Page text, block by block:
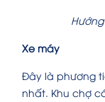
Xe máy
Đây là phương
nhất. Khu chợ